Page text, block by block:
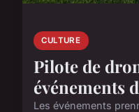
CULTURE
Pilote de
événements
Les événements